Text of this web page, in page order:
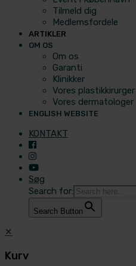
Tilmeld dig
Medlemsfordele
ARTIKLER
OM OS
Om os
Garanti
Klinikker
Vores plastikkirurger
Vores dermatologer
ENGLISH WEBSITE
KONTAKT
Søg
Search for:
Search Button
✕
Kurv